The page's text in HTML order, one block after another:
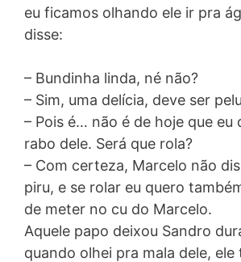
eu ficamos olhando ele ir pra
disse:
– Bundinha linda, né não?
– Sim, uma delícia, deve ser
– Pois é… não é de hoje que eu
rabo dele. Será que rola?
– Com certeza, Marcelo não
piru, e se rolar eu quero
de meter no cu do Marcelo.
Aquele papo deixou Sandro
quando olhei pra mala dele, ele